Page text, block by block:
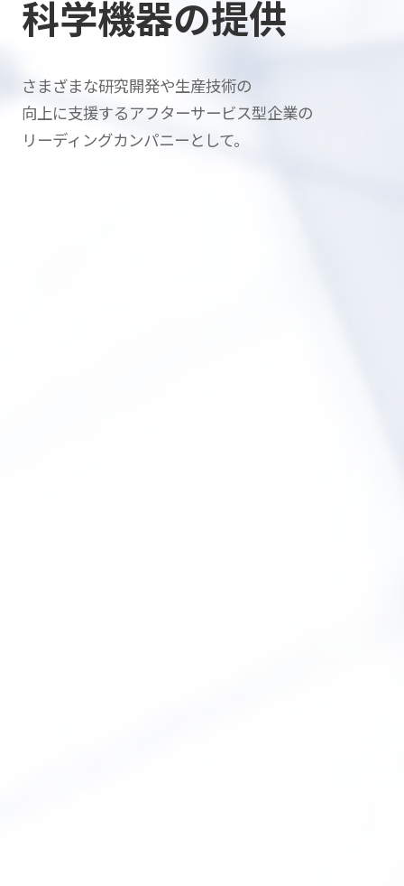
科学機器の提供
さまざまな研究開発や生産技術の
向上に支援するアフターサービス型企業の
リーディングカンパニーとして。